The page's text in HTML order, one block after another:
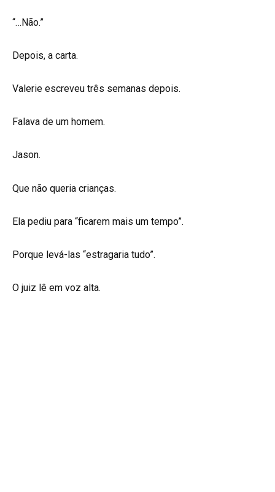
“…Não.”
Depois, a carta.
Valerie escreveu três semanas depois.
Falava de um homem.
Jason.
Que não queria crianças.
Ela pediu para “ficarem mais um tempo”.
Porque levá-las “estragaria tudo”.
O juiz lê em voz alta.